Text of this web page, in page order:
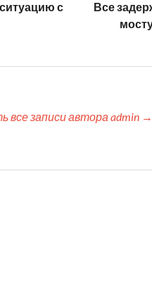
с
Все
все записи автора admin →